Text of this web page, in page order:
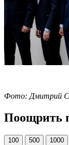
Фото: Дмитрий
Поощрить
100 500 1000